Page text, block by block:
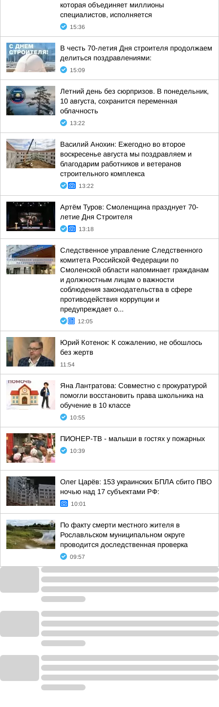
которая объединяет миллионы
специалистов, исполняется
15:36
В честь 70-летия Дня строителя продолжаем
делиться поздравлениями:
15:09
Летний день без сюрпризов. В понедельник,
10 августа, сохранится переменная
облачность
13:22
Василий Анохин: Ежегодно во второе
воскресенье августа мы поздравляем и
благодарим работников и ветеранов
строительного комплекса
13:22
Артём Туров: Смоленщина празднует 70-
летие Дня Строителя
13:18
Следственное управление Следственного
комитета Российской Федерации по
Смоленской области напоминает гражданам
и должностным лицам о важности
соблюдения законодательства в сфере
противодействия коррупции и
предупреждает о...
12:05
Юрий Котенок: К сожалению, не обошлось
без жертв
11:54
Яна Лантратова: Совместно с прокуратурой
помогли восстановить права школьника на
обучение в 10 классе
10:55
ПИОНЕР-ТВ - малыши в гостях у пожарных
10:39
Олег Царёв: 153 украинских БПЛА сбито ПВО
ночью над 17 субъектами РФ:
10:01
По факту смерти местного жителя в
Рославльском муниципальном округе
проводится доследственная проверка
09:57